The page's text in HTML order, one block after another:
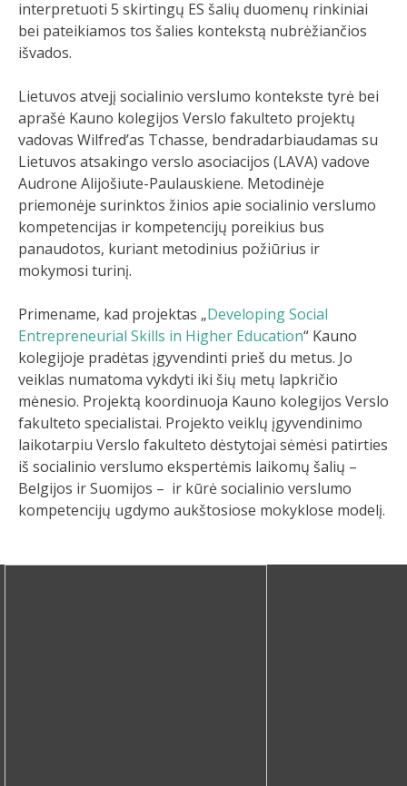
interpretuoti 5 skirtingų ES šalių duomenų rinkiniai
bei pateikiamos tos šalies kontekstą nubrėžiančios
išvados.
Lietuvos atvejį socialinio verslumo kontekste tyrė bei
aprašė Kauno kolegijos Verslo fakulteto projektų
vadovas Wilfred’as Tchasse, bendradarbiaudamas su
Lietuvos atsakingo verslo asociacijos (LAVA) vadove
Audrone Alijošiute-Paulauskiene. Metodinėje
priemonėje surinktos žinios apie socialinio verslumo
kompetencijas ir kompetencijų poreikius bus
panaudotos, kuriant metodinius požiūrius ir
mokymosi turinį.
Primename, kad projektas „Developing Social
Entrepreneurial Skills in Higher Education“ Kauno
kolegijoje pradėtas įgyvendinti prieš du metus. Jo
veiklas numatoma vykdyti iki šių metų lapkričio
mėnesio. Projektą koordinuoja Kauno kolegijos Verslo
fakulteto specialistai. Projekto veiklų įgyvendinimo
laikotarpiu Verslo fakulteto dėstytojai sėmėsi patirties
iš socialinio verslumo ekspertėmis laikomų šalių –
Belgijos ir Suomijos – ir kūrė socialinio verslumo
kompetencijų ugdymo aukštosiose mokyklose modelį.